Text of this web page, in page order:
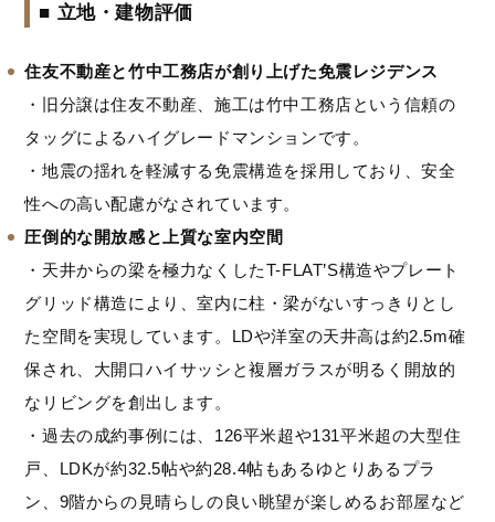
■ 立地・建物評価
住友不動産と竹中工務店が創り上げた免震レジデンス
・旧分譲は住友不動産、施工は竹中工務店という信頼の
タッグによるハイグレードマンションです。
・地震の揺れを軽減する免震構造を採用しており、安全
性への高い配慮がなされています。
圧倒的な開放感と上質な室内空間
・天井からの梁を極力なくしたT-FLAT’S構造やプレート
グリッド構造により、室内に柱・梁がないすっきりとし
た空間を実現しています。LDや洋室の天井高は約2.5m確
保され、大開口ハイサッシと複層ガラスが明るく開放的
なリビングを創出します。
・過去の成約事例には、126平米超や131平米超の大型住
戸、LDKが約32.5帖や約28.4帖もあるゆとりあるプラ
ン、9階からの見晴らしの良い眺望が楽しめるお部屋など